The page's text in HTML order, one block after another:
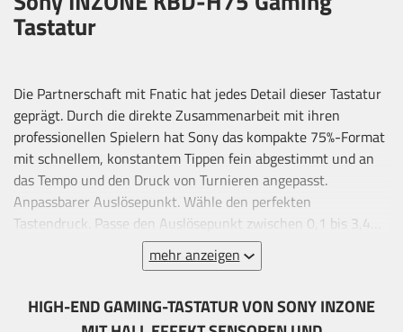
Tastatur
Die Partnerschaft mit Fnatic hat jedes Detail dieser Tastatur
geprägt. Durch die direkte Zusammenarbeit mit ihren
professionellen Spielern hat Sony das kompakte 75%-Format
mit schnellem, konstantem Tippen fein abgestimmt und an
das Tempo und den Druck von Turnieren angepasst.
Anpassbarer Auslösepunkt. Wähle den perfekten
Tastendruck. Passe den Auslösepunkt zwischen 0,1 bis 3,4
mm an, um vollständige Kontrolle über Deine
Reaktionsgeschwindigkeit und Dein Spielgefühl zu erhalten
abfeuerst. Rapid Trigger mit Anschlagskontrolle. Der
mehr anzeigen
HIGH-END GAMING-TASTATUR VON SONY INZONE